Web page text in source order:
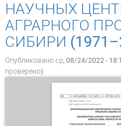
НАУЧНЫХ
АГРАРНОГО
СИБИРИ
Опубликовано ср, 08/24/2022 -
проверено)